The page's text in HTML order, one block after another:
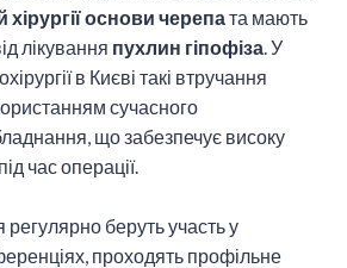
основи черепа та мають
лікування пухлин гіпофіза . У
в Києві такі втручання
сучасного
що забезпечує високу
час операції.
регулярно беруть участь у
проходять профільне